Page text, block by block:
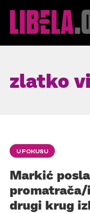
zlatko
U FOKUSU
Markić
promatrača/
drugi krug